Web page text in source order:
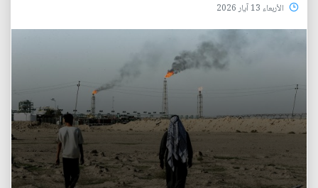
الأربعاء 13 آيار 2026